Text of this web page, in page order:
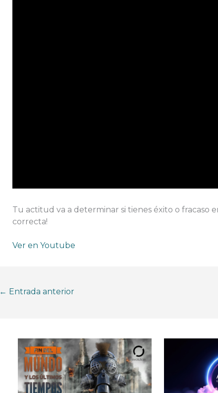
Tu actitud va a determinar si tienes éxito o fracaso
correcta!
Ver en Youtube
← Entrada anterior